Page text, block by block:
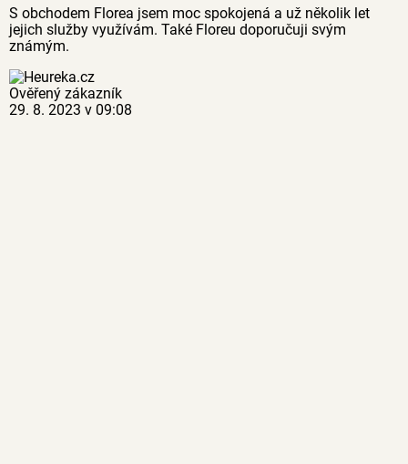
S obchodem Florea jsem moc spokojená a už několik let
jejich služby využívám. Také Floreu doporučuji svým
známým.
Ověřený zákazník
29. 8. 2023 v 09:08